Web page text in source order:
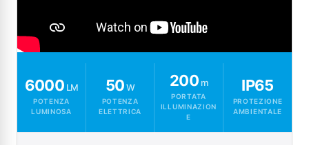
6000 LM
POTENZA
LUMINOSA
50W
POTENZA
ELETTRICA
200 m
PORTATA
ILLUMINAZION
E
IP65
PROTEZIONE
AMBIENTALE